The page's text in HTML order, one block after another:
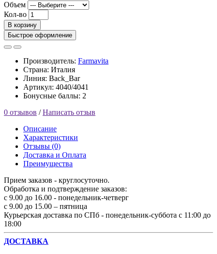
Объем
Кол-во
В корзину
Быстрое оформление
Производитель: Farmavita
Страна: Италия
Линия: Back_Bar
Артикул: 4040/4041
Бонусные баллы: 2
0 отзывов /Написать отзыв
Описание
Характеристики
Отзывы (0)
Доставка и Оплата
Преимущества
Прием заказов - круглосуточно.
Обработка и подтверждение заказов:
с 9.00 до 16.00 - понедельник-четверг
с 9.00 до 15.00 – пятница
Курьерская доставка по СПб - понедельник-суббота с 11:00 до
18:00
ДОСТАВКА